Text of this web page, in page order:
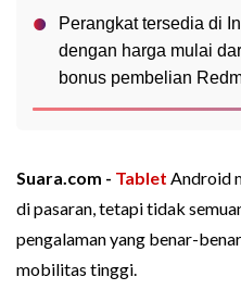
Perangkat tersedia di
dengan harga mulai
bonus pembelian
Suara.com - Tablet Android
di pasaran, tetapi tidak
pengalaman yang benar-
mobilitas tinggi.